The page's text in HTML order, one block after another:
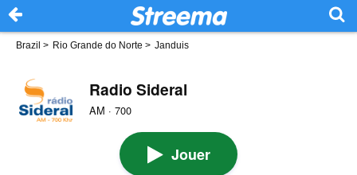
Brazil > Rio Grande do Norte > Janduis
Radio Sideral
AM · 700
Jouer